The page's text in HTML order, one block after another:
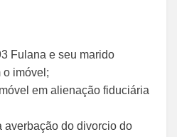
Fulana e seu marido
o imóvel;
em alienação fiduciária
averbação do divorcio do